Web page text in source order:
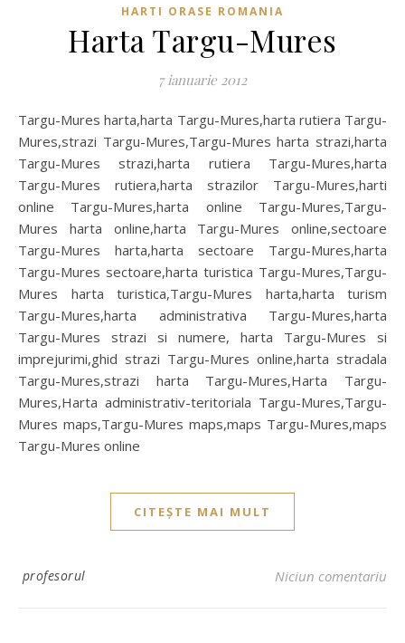
HARTI ORASE ROMANIA
Harta Targu-Mures
7 ianuarie 2012
Targu-Mures harta,harta Targu-Mures,harta rutiera Targu-
Mures,strazi Targu-Mures,Targu-Mures harta strazi,harta
Targu-Mures strazi,harta rutiera Targu-Mures,harta
Targu-Mures rutiera,harta strazilor Targu-Mures,harti
online Targu-Mures,harta online Targu-Mures,Targu-
Mures harta online,harta Targu-Mures online,sectoare
Targu-Mures harta,harta sectoare Targu-Mures,harta
Targu-Mures sectoare,harta turistica Targu-Mures,Targu-
Mures harta turistica,Targu-Mures harta,harta turism
Targu-Mures,harta administrativa Targu-Mures,harta
Targu-Mures strazi si numere, harta Targu-Mures si
imprejurimi,ghid strazi Targu-Mures online,harta stradala
Targu-Mures,strazi harta Targu-Mures,Harta Targu-
Mures,Harta administrativ-teritoriala Targu-Mures,Targu-
Mures maps,Targu-Mures maps,maps Targu-Mures,maps
Targu-Mures online
CITEȘTE MAI MULT
profesorul Niciun comentariu